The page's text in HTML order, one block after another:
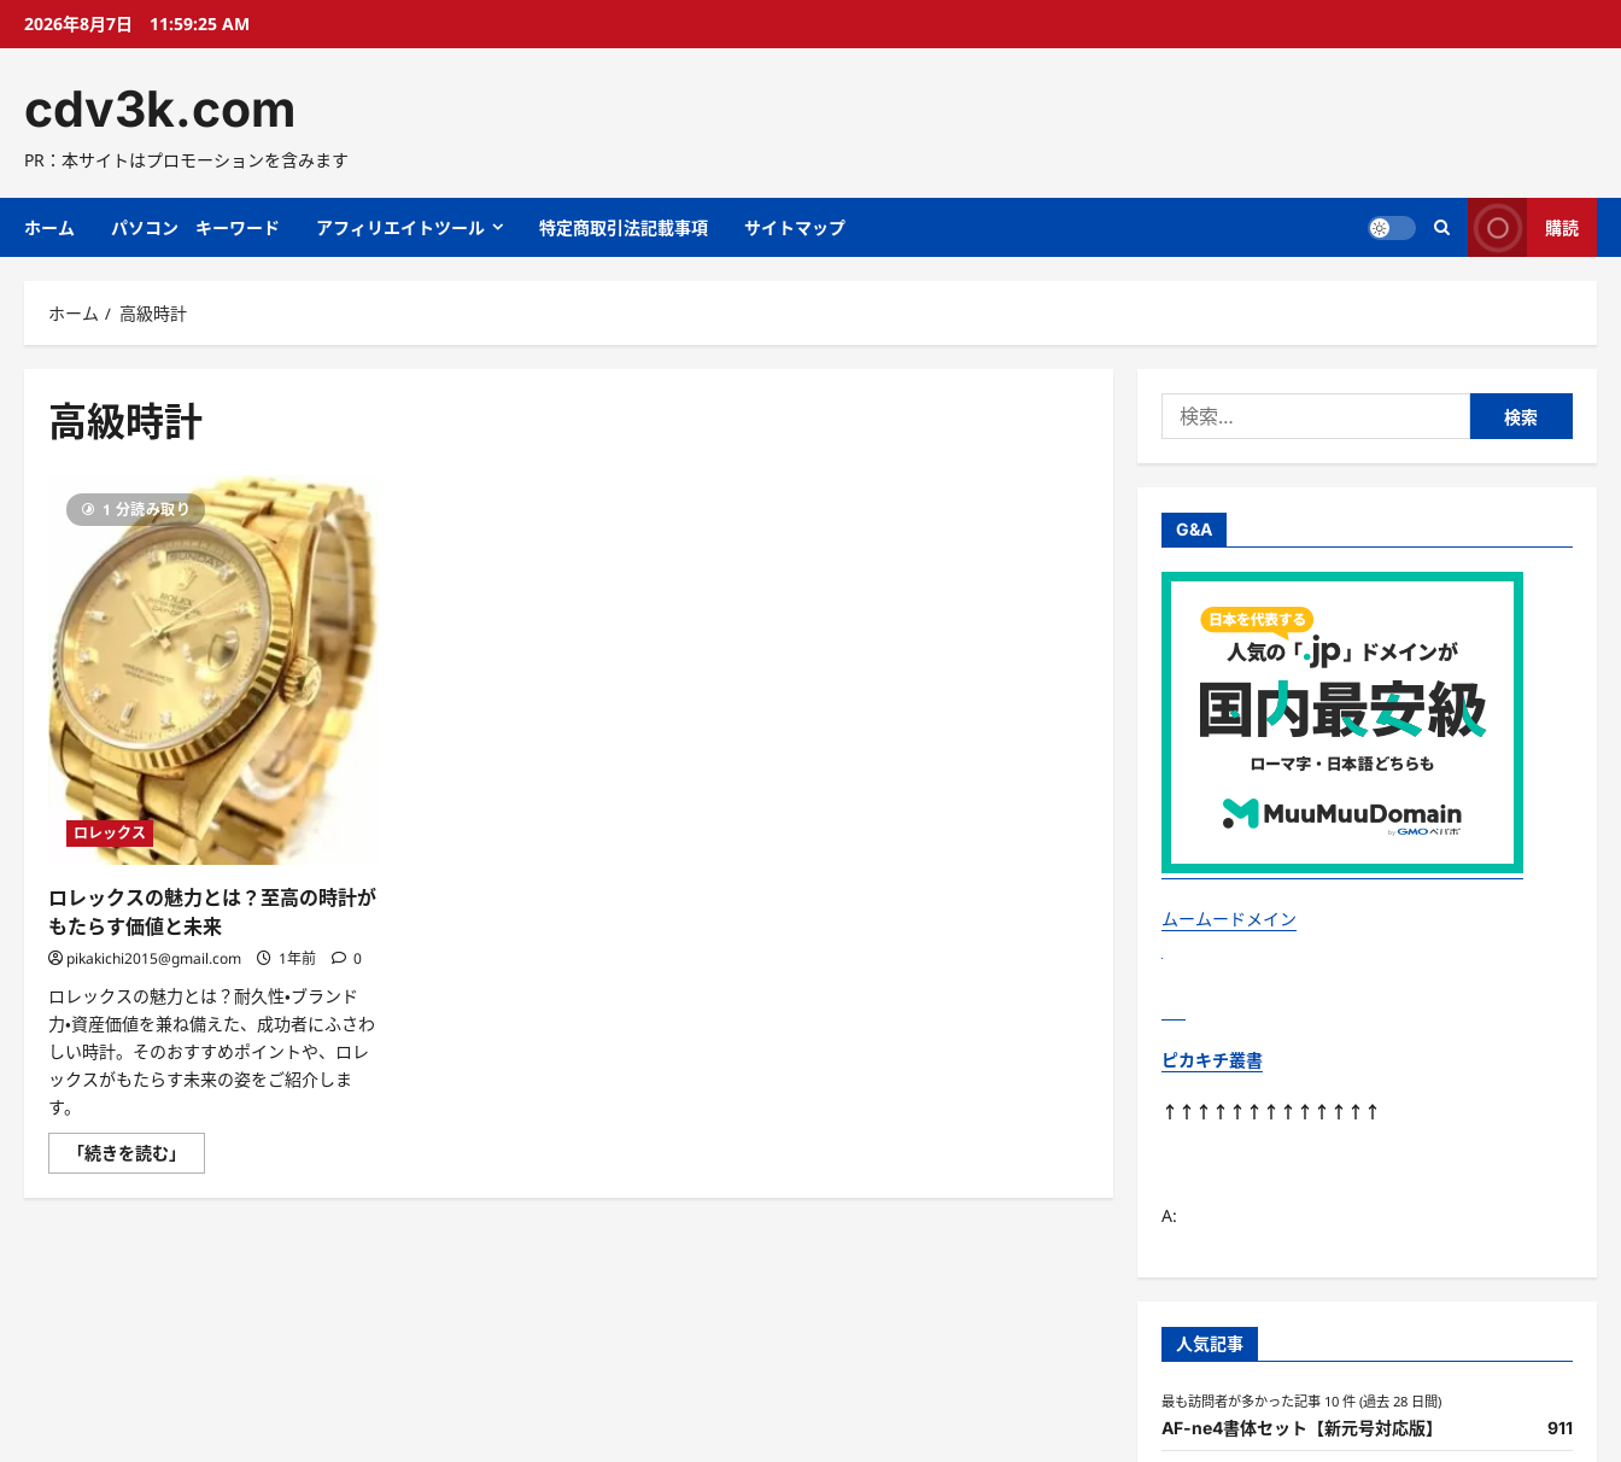
プ
2026年8月7日 11:59:26 AM
cdv3k.com
PR：本サイトはプロモーションを含みます
ホーム パソコン キーワード アフィリエイトツール 特定商取引法記載事項 サイトマップ 購読
ホーム 高級時計
高級時計
1 分読み取り
ロレックス
ロレックスの魅力とは？至高の時計が
もたらす価値と未来
pikakichi2015@gmail.com 1年前 0
ロレックスの魅力とは？耐久性・ブランド
力・資産価値を兼ね備えた、成功者にふさわ
しい時計。そのおすすめポイントや、ロレ
ックスがもたらす未来の姿をご紹介しま
す。
「続きを読む」
レ
ク
索:
G&A
ムームードメイン
ピカキチ叢書
↑↑↑↑↑↑↑↑↑↑↑↑↑
A:
人気記事
最も訪問者が多かった記事 10 件 (過去 28 日間)
AF-ne4書体セット【新元号対応版】 911